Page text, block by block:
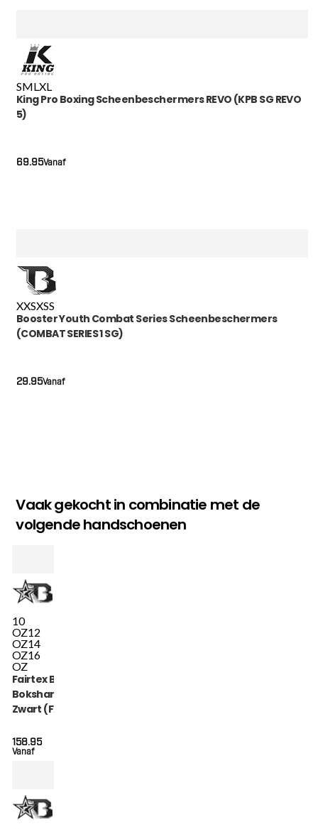
SMLXL
King Pro Boxing Scheenbeschermers REVO (KPB SG REVO
5)
Vanaf
69.95
XXSXSS
Booster Youth Combat Series Scheenbeschermers
(COMBAT SERIES 1 SG)
Vanaf
29.95
Vaak gekocht in combinatie met de
volgende handschoenen
10
OZ12
OZ14
OZ16
OZ
Fairtex Booster
Bokshandschoenen
Zwart (FXB BG V2
Vanaf
158.95